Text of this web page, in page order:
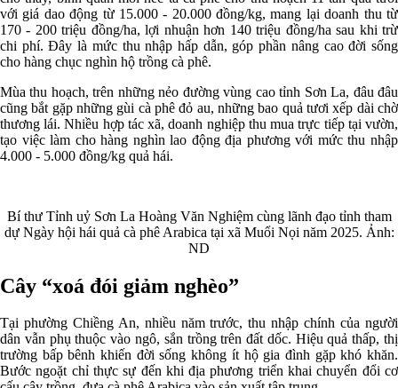
với giá dao động từ 15.000 - 20.000 đồng/kg, mang lại doanh thu từ
170 - 200 triệu đồng/ha, lợi nhuận hơn 140 triệu đồng/ha sau khi trừ
chi phí. Đây là mức thu nhập hấp dẫn, góp phần nâng cao đời sống
cho hàng chục nghìn hộ trồng cà phê.
Mùa thu hoạch, trên những nẻo đường vùng cao tỉnh Sơn La, đâu đâu
cũng bắt gặp những gùi cà phê đỏ au, những bao quả tươi xếp dài chờ
thương lái. Nhiều hợp tác xã, doanh nghiệp thu mua trực tiếp tại vườn,
tạo việc làm cho hàng nghìn lao động địa phương với mức thu nhập
4.000 - 5.000 đồng/kg quả hái.
Bí thư Tỉnh uỷ Sơn La Hoàng Văn Nghiệm cùng lãnh đạo tỉnh tham
dự Ngày hội hái quả cà phê Arabica tại xã Muổi Nọi năm 2025. Ảnh:
ND
Cây “xoá đói giảm nghèo”
Tại phường Chiềng An, nhiều năm trước, thu nhập chính của người
dân vẫn phụ thuộc vào ngô, sắn trồng trên đất dốc. Hiệu quả thấp, thị
trường bấp bênh khiến đời sống không ít hộ gia đình gặp khó khăn.
Bước ngoặt chỉ thực sự đến khi địa phương triển khai chuyển đổi cơ